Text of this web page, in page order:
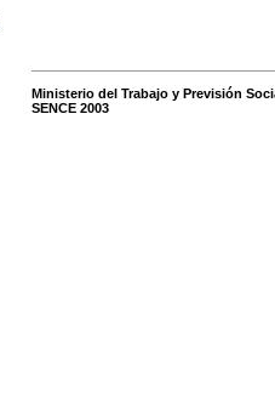
Ministerio del Trabajo y Previsión
SENCE 2003